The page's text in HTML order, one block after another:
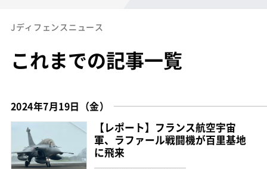
Jディフェンスニュース
これまでの記事一覧
2024年7月19日（金）
【レポート】フランス航空宇宙
軍、ラファール戦闘機が百里基地
に飛来